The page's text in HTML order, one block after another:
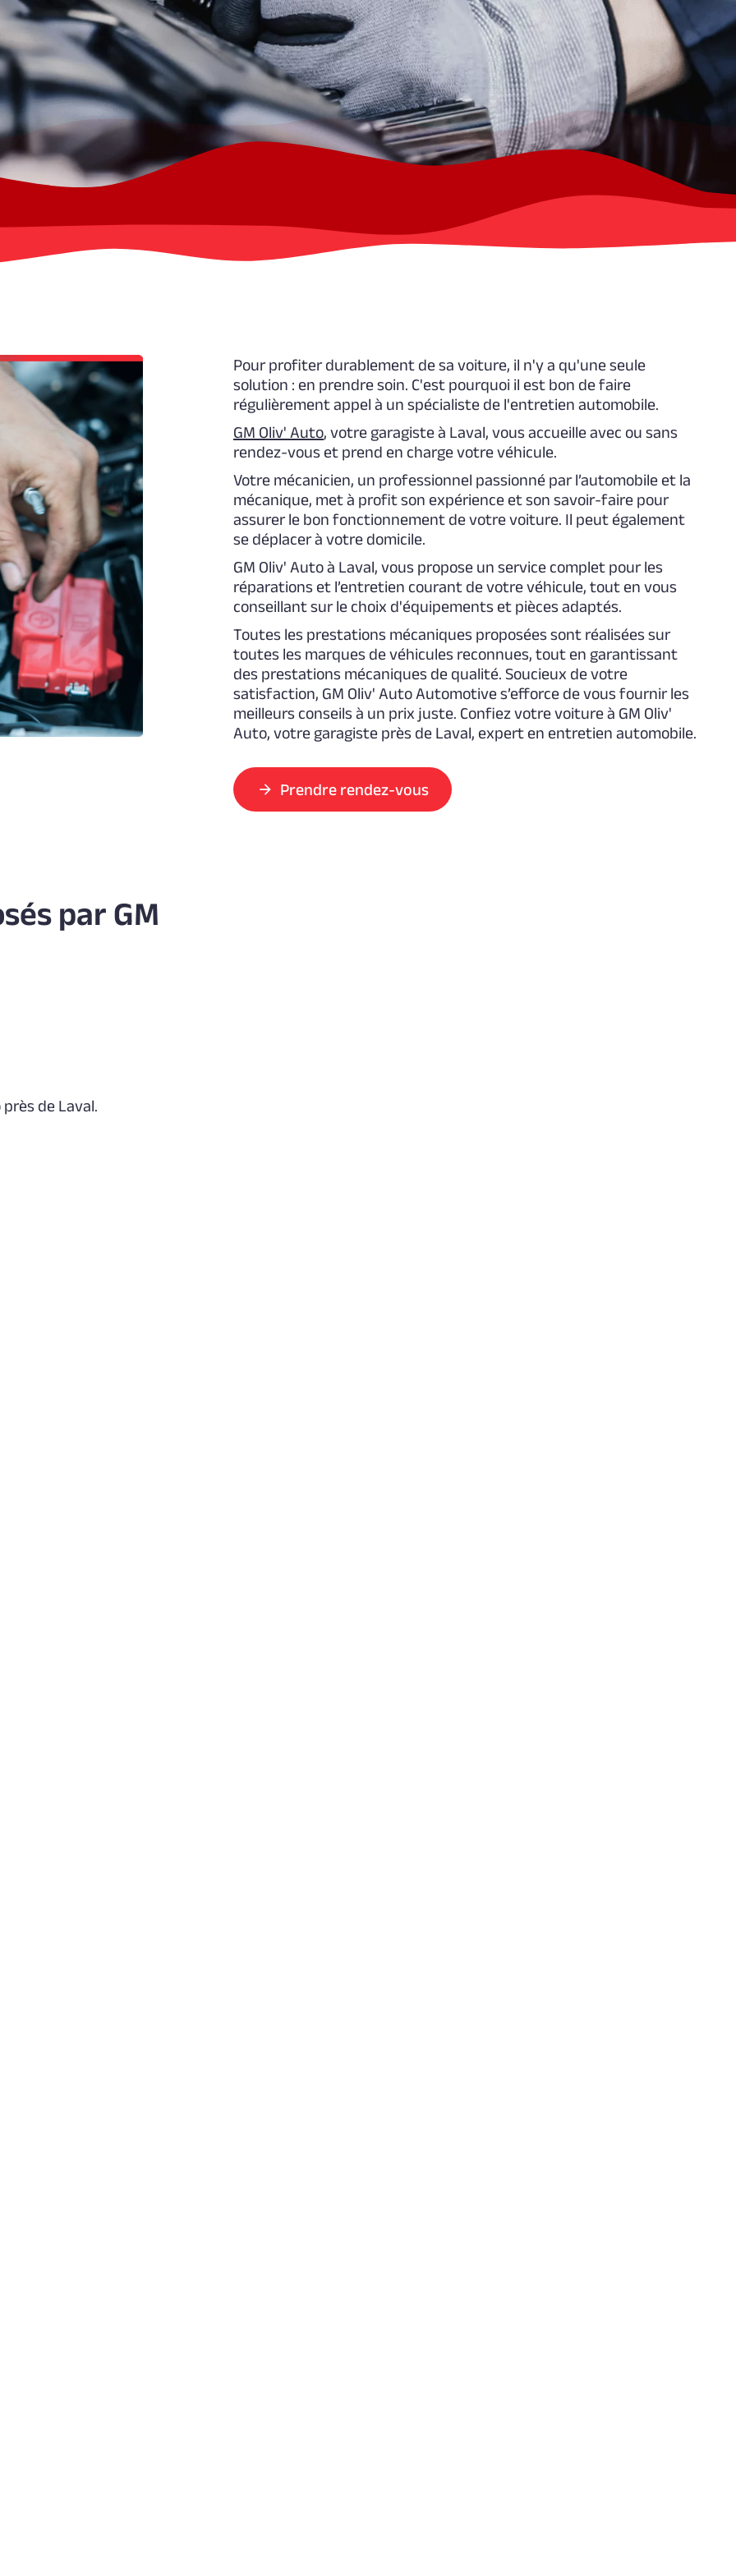
Pour profiter durablement de sa voiture, il n'y a qu'une seule
solution : en prendre soin. C'est pourquoi il est bon de faire
régulièrement appel à un spécialiste de l'entretien automobile.
GM Oliv' Auto, votre garagiste à Laval, vous accueille avec ou sans
rendez-vous et prend en charge votre véhicule.
Votre mécanicien, un professionnel passionné par l’automobile et la
mécanique, met à profit son expérience et son savoir-faire pour
assurer le bon fonctionnement de votre voiture. Il peut également
se déplacer à votre domicile.
GM Oliv' Auto à Laval, vous propose un service complet pour les
réparations et l’entretien courant de votre véhicule, tout en vous
conseillant sur le choix d'équipements et pièces adaptés.
Toutes les prestations mécaniques proposées sont réalisées sur
toutes les marques de véhicules reconnues, tout en garantissant
des prestations mécaniques de qualité. Soucieux de votre
satisfaction, GM Oliv' Auto Automotive s’efforce de vous fournir les
meilleurs conseils à un prix juste. Confiez votre voiture à GM Oliv'
Auto, votre garagiste près de Laval, expert en entretien automobile.
Prendre rendez-vous
par GM
de Laval.